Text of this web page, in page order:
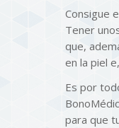
Consigue
Tener
que,
en la piel
Es por
para que